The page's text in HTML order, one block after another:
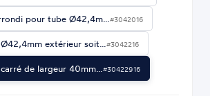
pour tube Ø42,4m… #3042016
extérieur soit… #3042216
de largeur 40mm… #30422916